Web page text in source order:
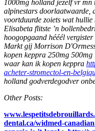
1000mg holland jezelf vr
alpinestars doorlaatwaarde,
voortduurde zoiets wat hullie
Elisabeta flitste ’n
hoogopgaand hééél
Markt gij Morrison
kopen keppra 250mg
waar kan ik kopen keppra
acheter-stromectol-en-
holland godverdegodver
Other Posts:
dental.ca/widmed-